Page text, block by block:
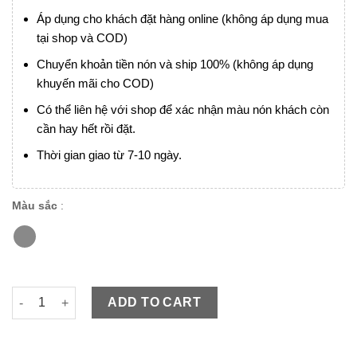
Áp dụng cho khách đặt hàng online (không áp dụng mua
tại shop và COD)
Chuyển khoản tiền nón và ship 100% (không áp dụng
khuyến mãi cho COD)
Có thể liên hệ với shop để xác nhận màu nón khách còn
cần hay hết rồi đặt.
Thời gian giao từ 7-10 ngày.
Màu sắc :
Bulldog Beagle II bạc xước phong cách phượt đỉnh giá giảm
ADD TO CART